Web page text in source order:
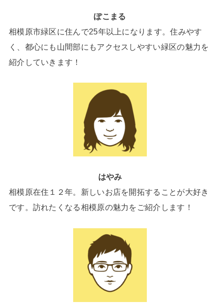
ぽこまる
相模原市緑区に住んで25年以上になります。住みやす
く、都心にも山間部にもアクセスしやすい緑区の魅力を
紹介していきます！
はやみ
相模原在住１２年。新しいお店を開拓することが大好き
です。訪れたくなる相模原の魅力をご紹介します！